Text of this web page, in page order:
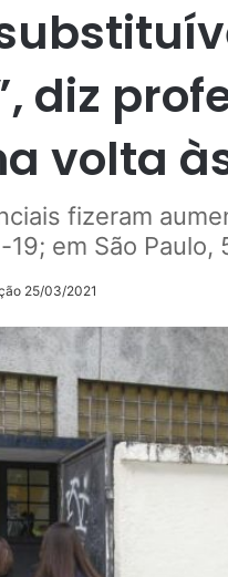
diz
volta
fizeram
em São Paulo,
25/03/2021